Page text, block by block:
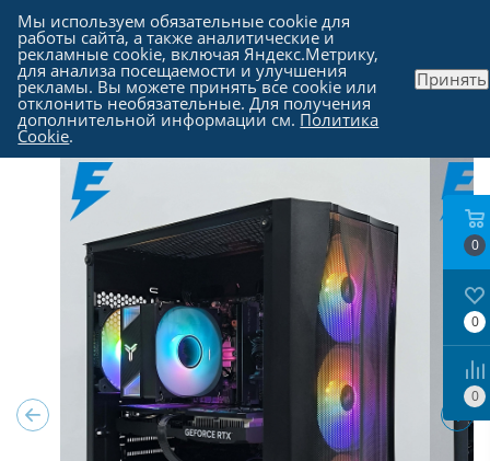
Каталог - Компьютеры в Москве
0
0
0
Мы используем обязательные cookie для
работы сайта, а также аналитические и
рекламные cookie, включая Яндекс.Метрику,
для анализа посещаемости и улучшения
рекламы. Вы можете принять все cookie или
отклонить необязательные. Для получения
дополнительной информации см. Политика
Cookie.
Принять